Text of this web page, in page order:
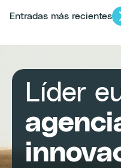
Posts
Entradas más recientes
Líder